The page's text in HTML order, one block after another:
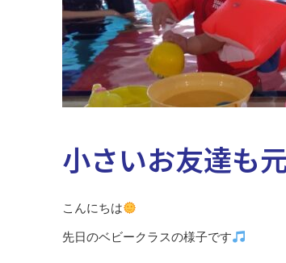
小さいお友達も
こんにちは
先日のベビークラスの様子です